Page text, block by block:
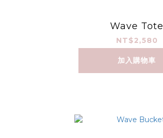
Wave Tote
NT$2,580
加入購物車